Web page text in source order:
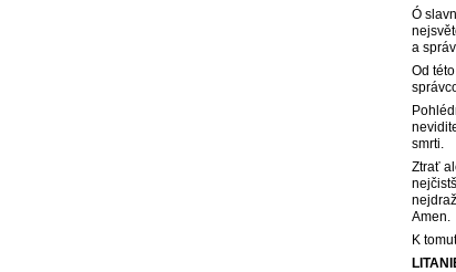
Ó
a
Od
smrti.
Ztrať
Amen.
K